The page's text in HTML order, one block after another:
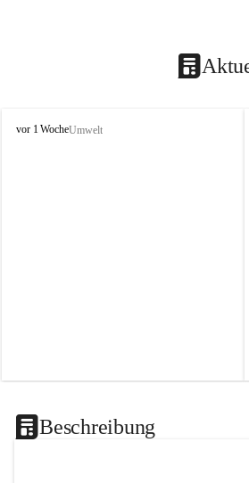
V
vor 1 WocheUmwelt
Beschreibung